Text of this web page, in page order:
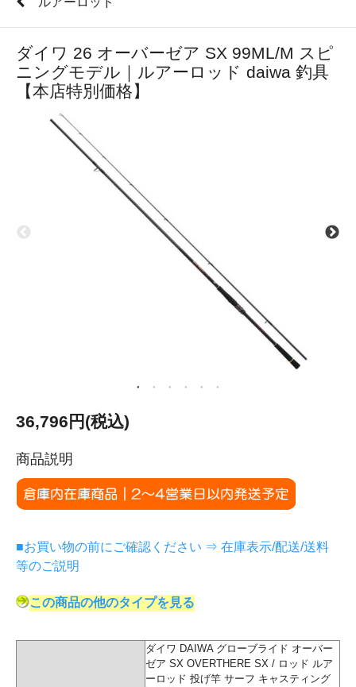
ダイワ 26 オーバーゼア SX 99ML/M スピ
ニングモデル｜ルアーロッド daiwa 釣具
【本店特別価格】
36,796円(税込)
商品説明
■お買い物の前にご確認ください ⇒ 在庫表示/配送/送料
等のご説明
この商品の他のタイプを見る
ダイワ DAIWA グローブライド オーバー
ゼア SX OVERTHERE SX / ロッド ルア
ーロッド 投げ竿 サーフ キャスティング